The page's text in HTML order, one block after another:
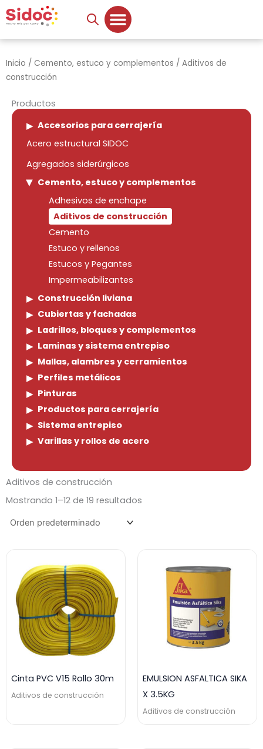
al
contenido
Inicio / Cemento, estuco y complementos / Aditivos de
construcción
Productos
Accesorios para cerrajería
Acero estructural SIDOC
Agregados siderúrgicos
Cemento, estuco y complementos
Adhesivos de enchape
Aditivos de construcción
Cemento
Estuco y rellenos
Estucos y Pegantes
Impermeabilizantes
Construcción liviana
Cubiertas y fachadas
Ladrillos, bloques y complementos
Laminas y sistema entrepiso
Mallas, alambres y cerramientos
Perfiles metálicos
Pinturas
Productos para cerrajería
Sistema entrepiso
Varillas y rollos de acero
Aditivos de construcción
Mostrando 1–12 de 19 resultados
Cinta PVC V15 Rollo 30m
Aditivos de construcción
EMULSION ASFALTICA SIKA
X 3.5KG
Aditivos de construcción